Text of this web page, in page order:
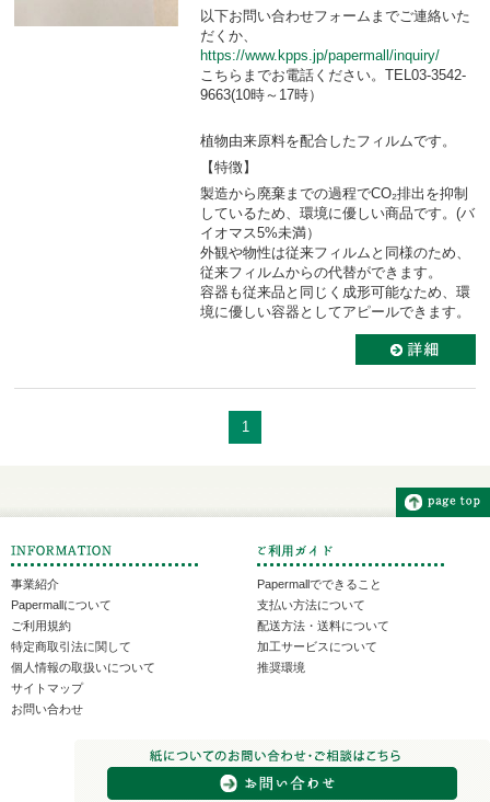
以下お問い合わせフォームまでご連絡いた
だくか、
https://www.kpps.jp/papermall/inquiry/
こちらまでお電話ください。TEL03-3542-
9663(10時～17時）
植物由来原料を配合したフィルムです。
【特徴】
製造から廃棄までの過程でCO₂排出を抑制
しているため、環境に優しい商品です。(バ
イオマス5%未満）
外観や物性は従来フィルムと同様のため、
従来フィルムからの代替ができます。
容器も従来品と同じく成形可能なため、環
境に優しい容器としてアピールできます。
1
事業紹介
Papermallについて
ご利用規約
特定商取引法に関して
個人情報の取扱いについて
サイトマップ
お問い合わせ
Papermallでできること
支払い方法について
配送方法・送料について
加工サービスについて
推奨環境